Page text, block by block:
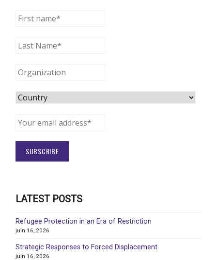
LATEST POSTS
Refugee Protection in an Era of Restriction
juin 16, 2026
Strategic Responses to Forced Displacement
juin 16, 2026